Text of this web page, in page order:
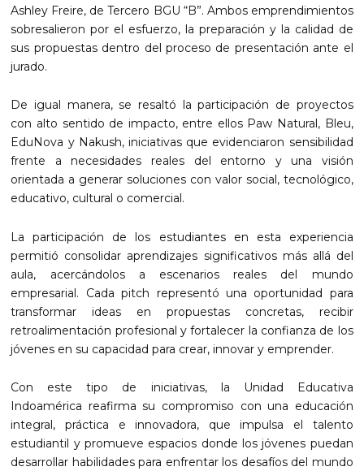
Ashley Freire, de Tercero BGU “B”. Ambos emprendimientos
sobresalieron por el esfuerzo, la preparación y la calidad de
sus propuestas dentro del proceso de presentación ante el
jurado.
De igual manera, se resaltó la participación de proyectos
con alto sentido de impacto, entre ellos Paw Natural, Bleu,
EduNova y Nakush, iniciativas que evidenciaron sensibilidad
frente a necesidades reales del entorno y una visión
orientada a generar soluciones con valor social, tecnológico,
educativo, cultural o comercial.
La participación de los estudiantes en esta experiencia
permitió consolidar aprendizajes significativos más allá del
aula, acercándolos a escenarios reales del mundo
empresarial. Cada pitch representó una oportunidad para
transformar ideas en propuestas concretas, recibir
retroalimentación profesional y fortalecer la confianza de los
jóvenes en su capacidad para crear, innovar y emprender.
Con este tipo de iniciativas, la Unidad Educativa
Indoamérica reafirma su compromiso con una educación
integral, práctica e innovadora, que impulsa el talento
estudiantil y promueve espacios donde los jóvenes puedan
desarrollar habilidades para enfrentar los desafíos del mundo